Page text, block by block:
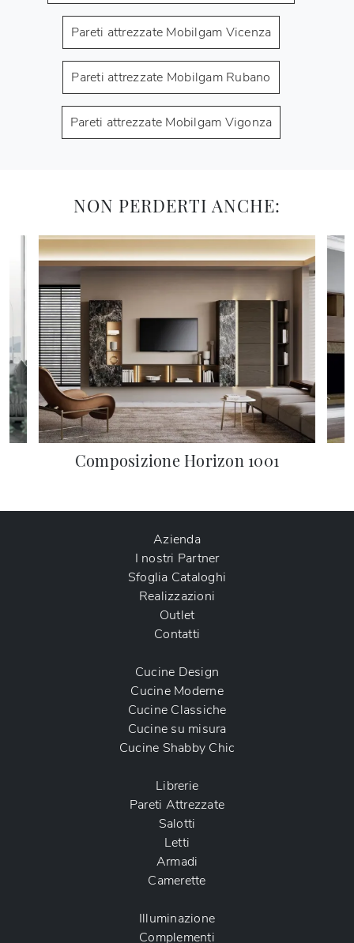
Pareti attrezzate Mobilgam Vicenza
Pareti attrezzate Mobilgam Rubano
Pareti attrezzate Mobilgam Vigonza
NON PERDERTI ANCHE:
Composizione Horizon 1001
Azienda
I nostri Partner
Sfoglia Cataloghi
Realizzazioni
Outlet
Contatti
Cucine Design
Cucine Moderne
Cucine Classiche
Cucine su misura
Cucine Shabby Chic
Librerie
Pareti Attrezzate
Salotti
Letti
Armadi
Camerette
Illuminazione
Complementi